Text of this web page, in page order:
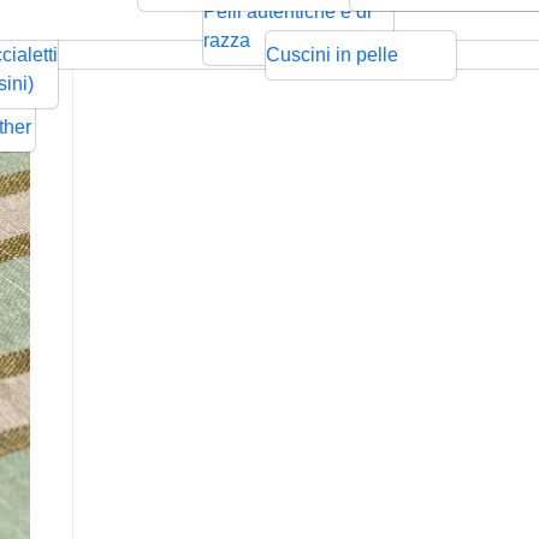
Rilievo
Pelli autentiche e di
razza
Pressione
Cuscini in pelle